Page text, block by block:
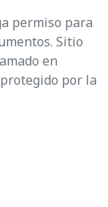
permiso para
Sitio
en
protegido por la